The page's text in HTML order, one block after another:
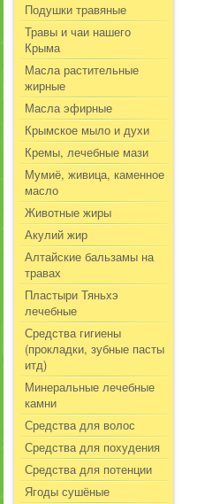
Подушки травяные
Травы и чаи нашего
Крыма
Масла растительные
жирные
Масла эфирные
Крымское мыло и духи
Кремы, лечебные мази
Мумиё, живица, каменное
масло
Животные жиры
Акулий жир
Алтайские бальзамы на
травах
Пластыри Тяньхэ
лечебные
Средства гигиены
(прокладки, зубные пасты
итд)
Минеральные лечебные
камни
Средства для волос
Средства для похудения
Средства для потенции
Ягоды сушёные